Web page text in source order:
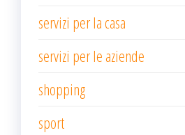
servizi per la casa
servizi per le aziende
shopping
sport